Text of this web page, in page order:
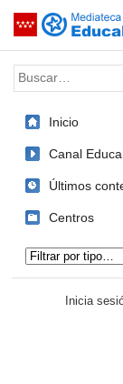
Saltar navegación
Palabra o frase:
Inicio
Canal
Últimos
Centros
Inicia